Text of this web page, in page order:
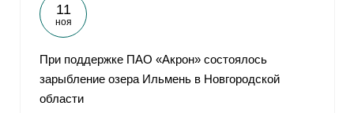
11
ноя
При поддержке ПАО «Акрон» состоялось
зарыбление озера Ильмень в Новгородской
области